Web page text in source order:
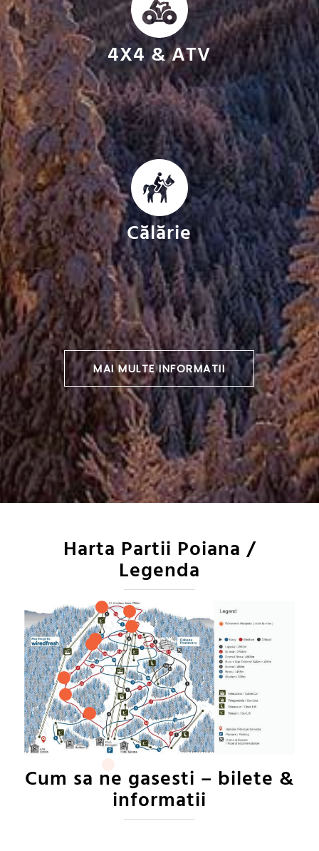
4X4 & ATV
Călărie
MAI MULTE INFORMATII
Harta Partii Poiana /
Legenda
1
2
3
4
5
6
7
8
9
10
11
12
Cum sa ne gasesti – bilete &
informatii